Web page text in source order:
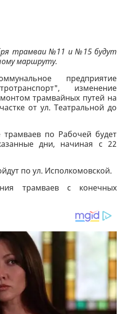
трамваи №11 и №15 будут
маршруту.
предприятие
изменение
трамвайных путей на
от ул. Театральной до
трамваев по Рабочей будет
дни, начиная с 22
по ул. Исполкомовской.
трамваев с конечных